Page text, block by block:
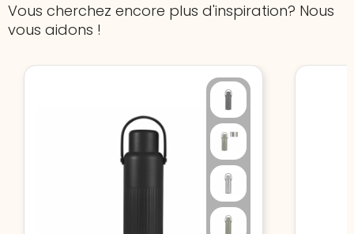
Vous cherchez encore plus d'inspiration? Nous
vous aidons !